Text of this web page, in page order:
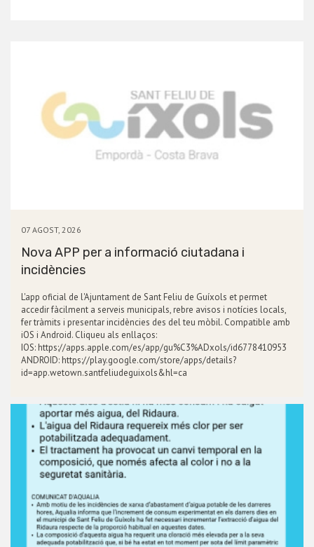
07 AGOST, 2026
Nova APP per a informació ciutadana i
incidències
L'app oficial de l'Ajuntament de Sant Feliu de Guíxols et permet
accedir fàcilment a serveis municipals, rebre avisos i notícies locals,
fer tràmits i presentar incidències des del teu mòbil. Compatible amb
iOS i Android. Cliqueu als enllaços:
IOS: https://apps.apple.com/es/app/gu%C3%ADxols/id6778410953
ANDROID: https://play.google.com/store/apps/details?
id=app.wetown.santfeliudeguixols&hl=ca